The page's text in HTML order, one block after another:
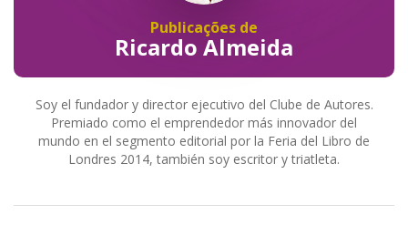
Publicações de
Ricardo Almeida
Soy el fundador y director ejecutivo del Clube de Autores.
Premiado como el emprendedor más innovador del
mundo en el segmento editorial por la Feria del Libro de
Londres 2014, también soy escritor y triatleta.